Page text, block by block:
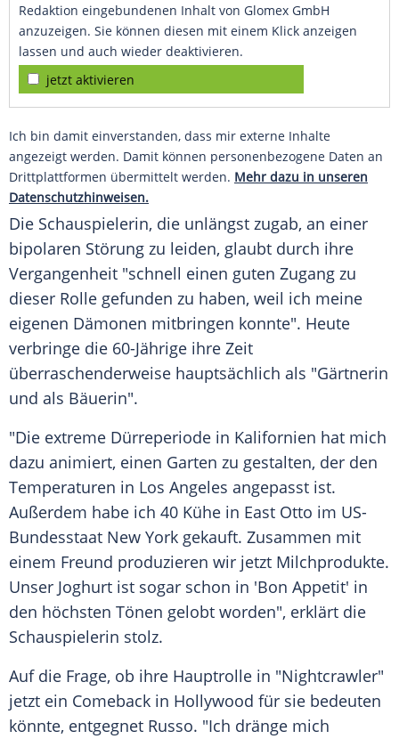
Redaktion eingebundenen Inhalt von Glomex GmbH
anzuzeigen. Sie können diesen mit einem Klick anzeigen
lassen und auch wieder deaktivieren.
jetzt aktivieren
Ich bin damit einverstanden, dass mir externe Inhalte
angezeigt werden. Damit können personenbezogene Daten an
Drittplattformen übermittelt werden. Mehr dazu in unseren
Datenschutzhinweisen.
Die Schauspielerin, die unlängst zugab, an einer
bipolaren Störung zu leiden, glaubt durch ihre
Vergangenheit "schnell einen guten Zugang zu
dieser Rolle gefunden zu haben, weil ich meine
eigenen Dämonen mitbringen konnte". Heute
verbringe die 60-Jährige ihre Zeit
überraschenderweise hauptsächlich als "Gärtnerin
und als Bäuerin".
"Die extreme Dürreperiode in Kalifornien hat mich
dazu animiert, einen Garten zu gestalten, der den
Temperaturen in Los Angeles angepasst ist.
Außerdem habe ich 40 Kühe in East Otto im US-
Bundesstaat New York gekauft. Zusammen mit
einem Freund produzieren wir jetzt Milchprodukte.
Unser Joghurt ist sogar schon in 'Bon Appetit' in
den höchsten Tönen gelobt worden", erklärt die
Schauspielerin stolz.
Auf die Frage, ob ihre Hauptrolle in "Nightcrawler"
jetzt ein Comeback in Hollywood für sie bedeuten
könnte, entgegnet Russo. "Ich dränge mich